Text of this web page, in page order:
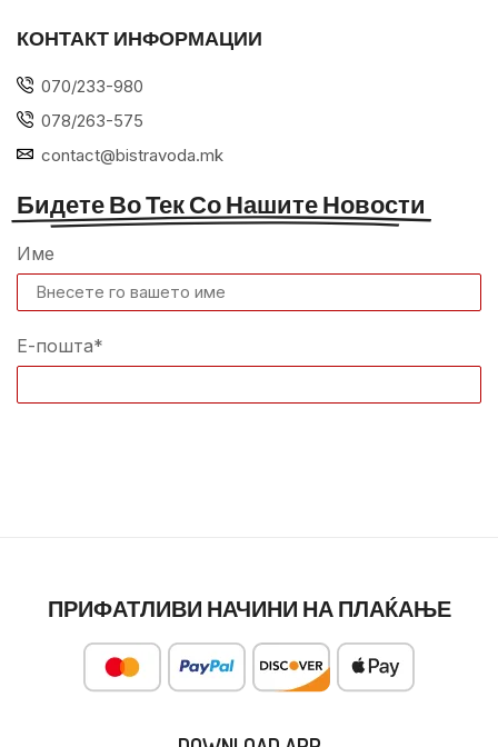
КОНТАКТ ИНФОРМАЦИИ
070/233-980
078/263-575
contact@bistravoda.mk
Бидете Во Тек Со Нашите Новости
Име
Е-пошта*
ПРИФАТЛИВИ НАЧИНИ НА ПЛАЌАЊЕ